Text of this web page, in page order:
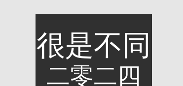
很是不同
二零二四